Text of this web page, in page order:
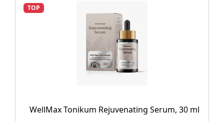
TOP
WellMax Tonikum Rejuvenating Serum, 30 ml